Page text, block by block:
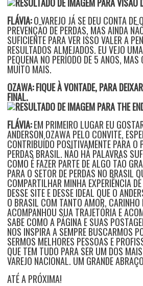
FLÁVIA:O VAREJO JÁ SE DEU CONTA DE
PREVENÇÃO DE PERDAS, MAS AINDA
SUFICIENTE PARA VER ISSO VALER A
RESULTADOS ALMEJADOS. EU VEJO
PEQUENA NO PERÍODO DE 5 ANOS,
MUITO MAIS.
OZAWA: FIQUE À VONTADE, PARA
FINAL.
FLÁVIA:EM PRIMEIRO LUGAR EU
ANDERSON OZAWA PELO CONVITE,
CONTRIBUÍDO POSITIVAMENTE PARA O
PERDAS BRASIL. NÃO HÁ PALAVRAS
COMO É FAZER PARTE DE ALGO TÃO
PARA O SETOR DE PERDAS NO BRASIL
COMPARTILHAR MINHA EXPERIÊNCIA
DESSE SITE E DESSE IDEAL QUE O
O BRASIL COM TANTO AMOR, CARINHO
ACOMPANHOU SUA TRAJETÓRIA E
SABE COMO A PÁGINA E SUAS
NOS INSPIRA A SEMPRE BUSCARMOS
SERMOS MELHORES PESSOAS E
QUE TEM TUDO PARA SER UM DOS
VAREJO NACIONAL. UM GRANDE
ATÉ A PRÓXIMA!